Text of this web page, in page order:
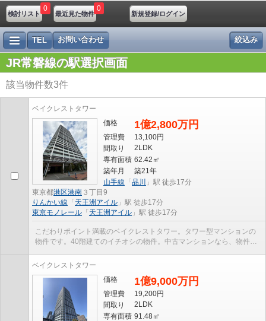
検討リスト
0
最近見た物件
0
新規登録/ログイン
絞込み
TEL お問い合わせ
JR常磐線の駅選択画面
該当物件数3件
ベイクレストタワー
価格
1億2,800万円
管理費
13,100円
間取り
2LDK
専有面積 62.42㎡
築年月
築21年
東京都港区港南 ３丁目9
山手線 「 品川 」駅 徒歩17分
りんかい線 「 天王洲アイル 」駅 徒歩17分
東京モノレール 「 天王洲アイル 」駅 徒歩17分
こだわりポイント満載のベイクレストタワー。タワー型マンションの
物件です。40階建てのイチオシの物件。中古マンションなら、物件の
ベイクレストタワー
価格
1億9,000万円
管理費
19,200円
間取り
2LDK
専有面積 91.48㎡